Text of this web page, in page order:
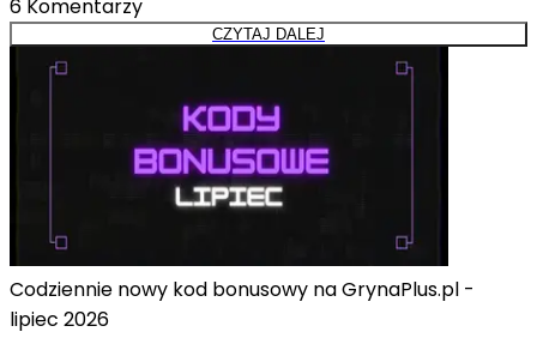
6 Komentarzy
CZYTAJ DALEJ
Codziennie nowy kod bonusowy na GrynaPlus.pl -
lipiec 2026